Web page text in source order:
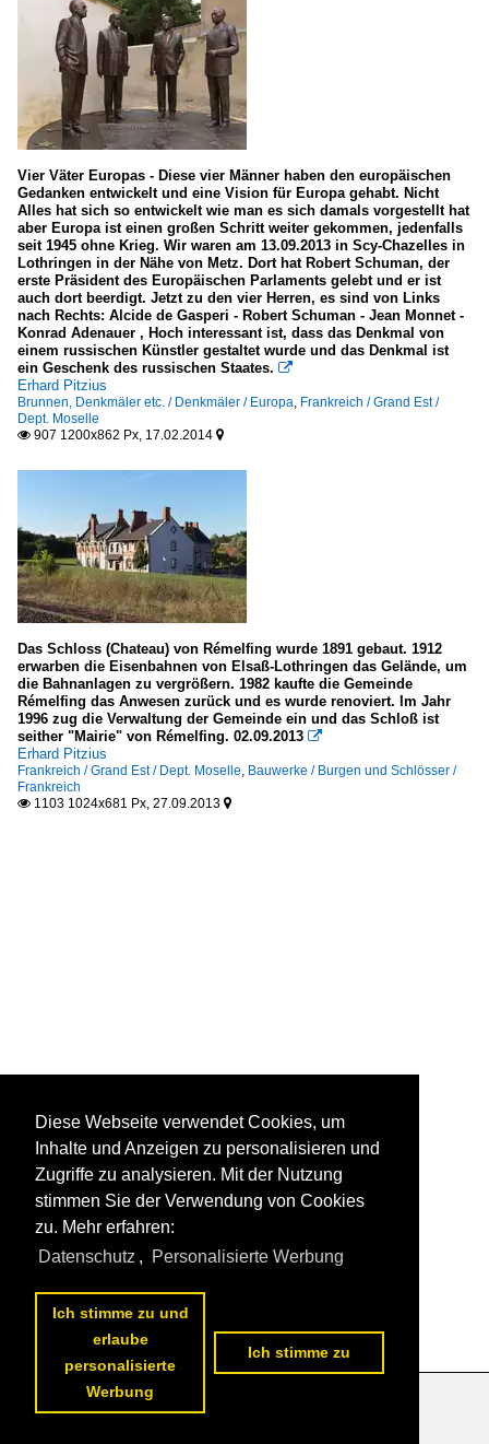
Vier Väter Europas - Diese vier Männer haben den europäischen
Gedanken entwickelt und eine Vision für Europa gehabt. Nicht
Alles hat sich so entwickelt wie man es sich damals vorgestellt hat
aber Europa ist einen großen Schritt weiter gekommen, jedenfalls
seit 1945 ohne Krieg. Wir waren am 13.09.2013 in Scy-Chazelles in
Lothringen in der Nähe von Metz. Dort hat Robert Schuman, der
erste Präsident des Europäischen Parlaments gelebt und er ist
auch dort beerdigt. Jetzt zu den vier Herren, es sind von Links
nach Rechts: Alcide de Gasperi - Robert Schuman - Jean Monnet -
Konrad Adenauer , Hoch interessant ist, dass das Denkmal von
einem russischen Künstler gestaltet wurde und das Denkmal ist
ein Geschenk des russischen Staates. 
Erhard Pitzius
Brunnen, Denkmäler etc. / Denkmäler / Europa, Frankreich / Grand Est /
Dept. Moselle
 907 1200x862 Px, 17.02.2014 
Das Schloss (Chateau) von Rémelfing wurde 1891 gebaut. 1912
erwarben die Eisenbahnen von Elsaß-Lothringen das Gelände, um
die Bahnanlagen zu vergrößern. 1982 kaufte die Gemeinde
Rémelfing das Anwesen zurück und es wurde renoviert. Im Jahr
1996 zug die Verwaltung der Gemeinde ein und das Schloß ist
seither "Mairie" von Rémelfing. 02.09.2013 
Erhard Pitzius
Frankreich / Grand Est / Dept. Moselle, Bauwerke / Burgen und Schlösser /
Frankreich
 1103 1024x681 Px, 27.09.2013 
Datenschutzerklärung
Diese Webseite verwendet Cookies, um
Inhalte und Anzeigen zu personalisieren und
Zugriffe zu analysieren. Mit der Nutzung
stimmen Sie der Verwendung von Cookies
zu. Mehr erfahren:
Datenschutz , Personalisierte Werbung
Ich stimme zu und
erlaube
personalisierte
Werbung
Ich stimme zu